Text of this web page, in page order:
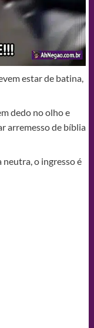
estar de batina,
dedo no olho e
arremesso de bíblia
neutra, o ingresso é